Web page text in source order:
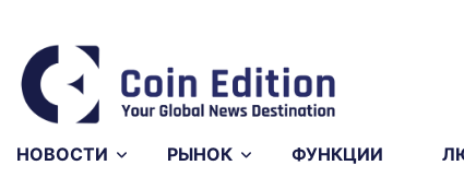
Solana $76.23
SOL 3.77%
Avalanche
AVAX
НОВОСТИ РЫНОК ФУНКЦИИ